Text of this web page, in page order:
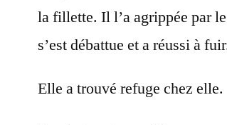
la fillette. Il l’a agrippée par
s’est débattue et a réussi à
Elle a trouvé refuge chez elle.